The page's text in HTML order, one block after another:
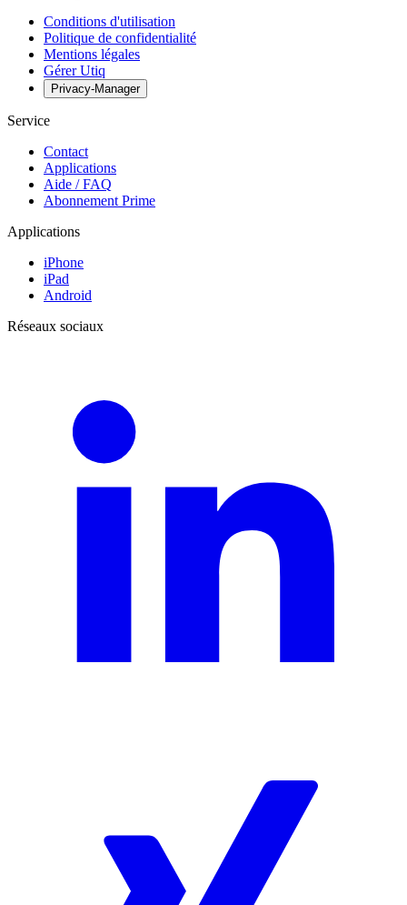
Conditions d'utilisation
Politique de confidentialité
Mentions légales
Gérer Utiq
Privacy-Manager
Service
Contact
Applications
Aide / FAQ
Abonnement Prime
Applications
iPhone
iPad
Android
Réseaux sociaux